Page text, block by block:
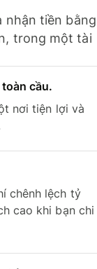
nhận tiền bằng
trong một tài
cầu.
nơi tiện lợi và
chênh lệch tỷ
cao khi bạn chi